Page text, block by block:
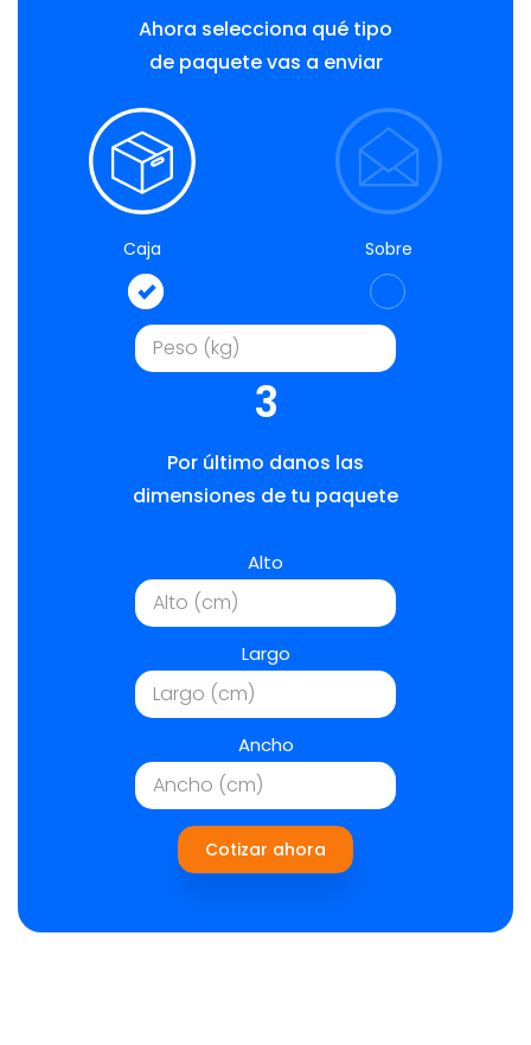
Ahora selecciona qué tipo
de paquete vas a enviar
Caja Sobre
3
Por último danos las
dimensiones de tu paquete
Alto
Largo
Ancho
Cotizar ahora